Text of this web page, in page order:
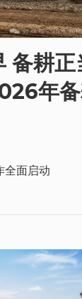
备耕
年
全面启动